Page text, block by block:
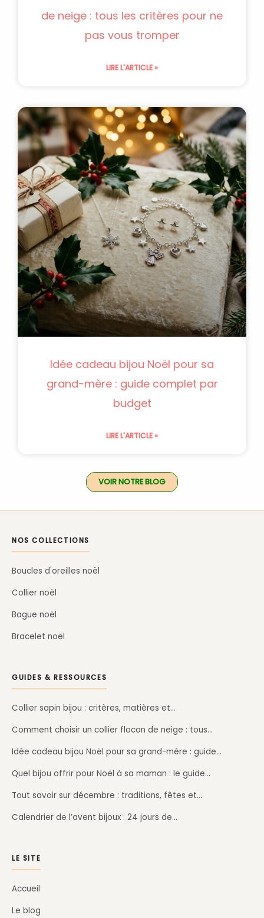
de neige : tous les critères pour ne
pas vous tromper
LIRE L'ARTICLE »
Idée cadeau bijou Noël pour sa
grand-mère : guide complet par
budget
LIRE L'ARTICLE »
VOIR NOTRE BLOG
NOS COLLECTIONS
Boucles d'oreilles noël
Collier noël
Bague noël
Bracelet noël
GUIDES & RESSOURCES
Collier sapin bijou : critères, matières et…
Comment choisir un collier flocon de neige : tous…
Idée cadeau bijou Noël pour sa grand-mère : guide…
Quel bijou offrir pour Noël à sa maman : le guide…
Tout savoir sur décembre : traditions, fêtes et…
Calendrier de l’avent bijoux : 24 jours de…
LE SITE
Accueil
Le blog